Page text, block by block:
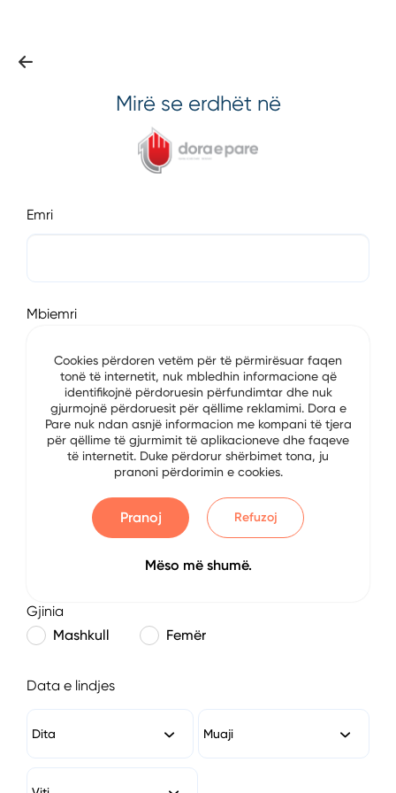
Mirë se erdhët në
Emri
Mbiemri
E-mail
Numri i Telefonit
Gjinia
Mashkull
Femër
Data e lindjes
Dita Muaji
Cookies përdoren vetëm për të përmirësuar faqen
tonë të internetit, nuk mbledhin informacione që
identifikojnë përdoruesin përfundimtar dhe nuk
gjurmojnë përdoruesit për qëllime reklamimi. Dora e
Pare nuk ndan asnjë informacion me kompani të tjera
për qëllime të gjurmimit të aplikacioneve dhe faqeve
të internetit. Duke përdorur shërbimet tona, ju
pranoni përdorimin e cookies.
Pranoj Refuzoj
Mëso më shumë.